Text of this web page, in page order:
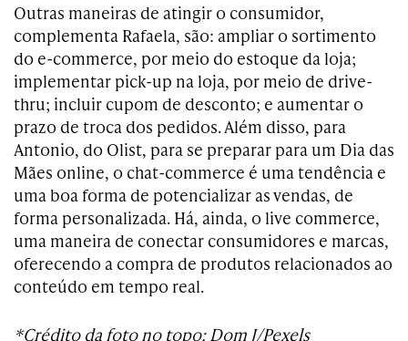
Outras maneiras de atingir o consumidor,
complementa Rafaela, são: ampliar o sortimento
do e-commerce, por meio do estoque da loja;
implementar pick-up na loja, por meio de drive-
thru; incluir cupom de desconto; e aumentar o
prazo de troca dos pedidos. Além disso, para
Antonio, do Olist, para se preparar para um Dia das
Mães online, o chat-commerce é uma tendência e
uma boa forma de potencializar as vendas, de
forma personalizada. Há, ainda, o live commerce,
uma maneira de conectar consumidores e marcas,
oferecendo a compra de produtos relacionados ao
conteúdo em tempo real.
*Crédito da foto no topo: Dom J/Pexels